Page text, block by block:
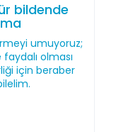
bildende
umuyoruz;
olması
için beraber